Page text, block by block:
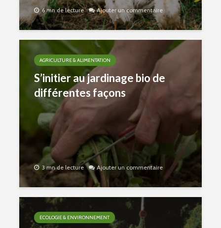
6 mn de lecture Ajouter un commentaire
AGRICULTURE & ALIMENTATION
S’initier au jardinage bio de
différentes façons
3 mn de lecture Ajouter un commentaire
ECOLOGIE & ENVIRONNEMENT